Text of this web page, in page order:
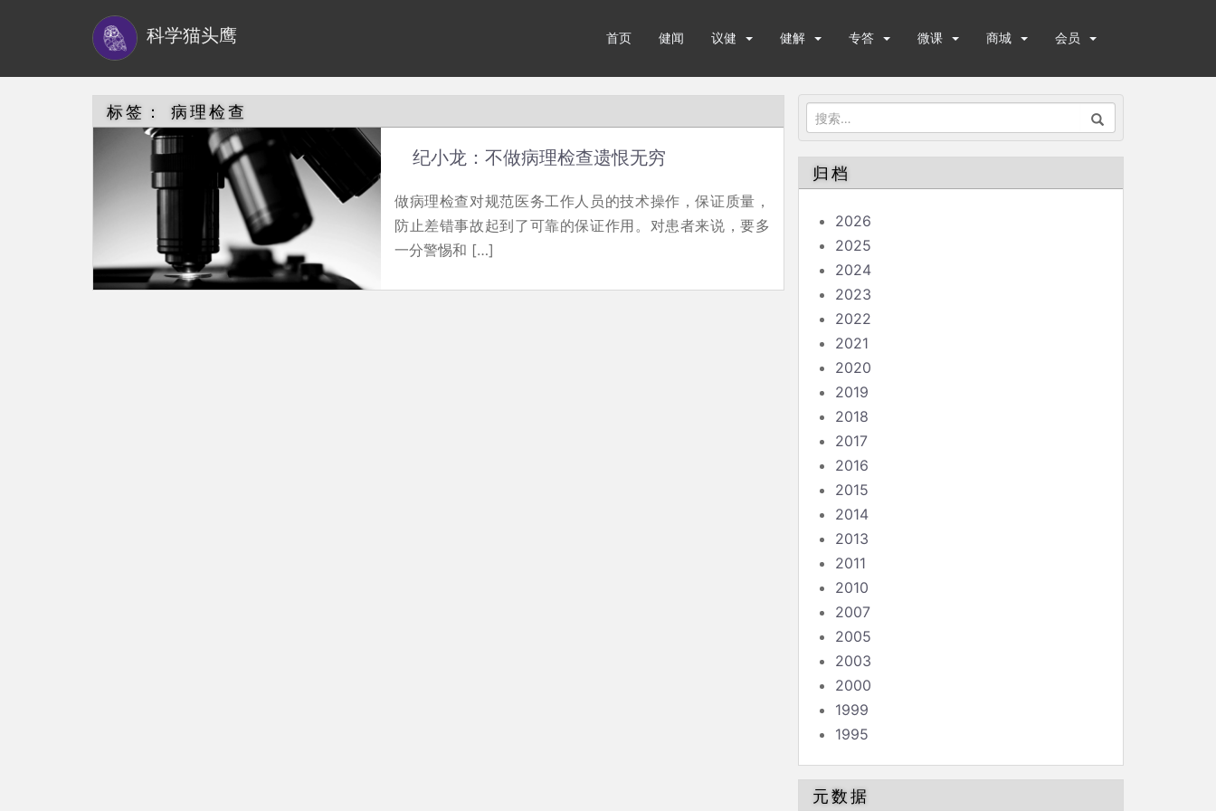
科学猫头鹰 首页 健闻 议健 健解 专答 微课 商城 会员
搜
索：
标签： 病理检查
纪小龙：不做病理检查遗恨无穷
做病理检查对规范医务工作人员的技术操作，保证质量，
防止差错事故起到了可靠的保证作用。对患者来说，要多
一分警惕和 […]
归档
2026
2025
2024
2023
2022
2021
2020
2019
2018
2017
2016
2015
2014
2013
2011
2010
2007
2005
2003
2000
1999
1995
元数据